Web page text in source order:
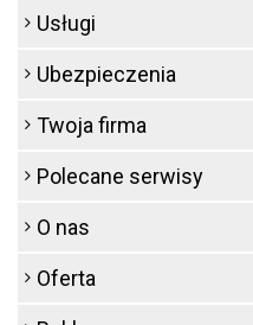
Usługi
Ubezpieczenia
Twoja firma
Polecane serwisy
O nas
Oferta